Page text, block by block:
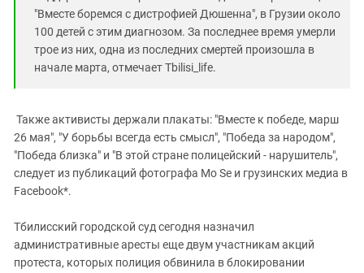
"Вместе боремся с дистрофией Дюшенна", в Грузии около
100 детей с этим диагнозом. За последнее время умерли
трое из них, одна из последних смертей произошла в
начале марта, отмечает Tbilisi_life.
Также активисты держали плакаты: "Вместе к победе, марш
26 мая", "У борьбы всегда есть смысл", "Победа за народом",
"Победа близка" и "В этой стране полицейский - нарушитель",
следует из публикаций фотографа Mo Se и грузинских медиа в
Facebook*.
Тбилисский городской суд сегодня назначил
административные аресты еще двум участникам акций
протеста, которых полиция обвинила в блокировании